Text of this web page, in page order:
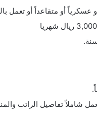
عسكرياً أو متقاعداً أو تعمل
شاملاً تفاصيل الراتب